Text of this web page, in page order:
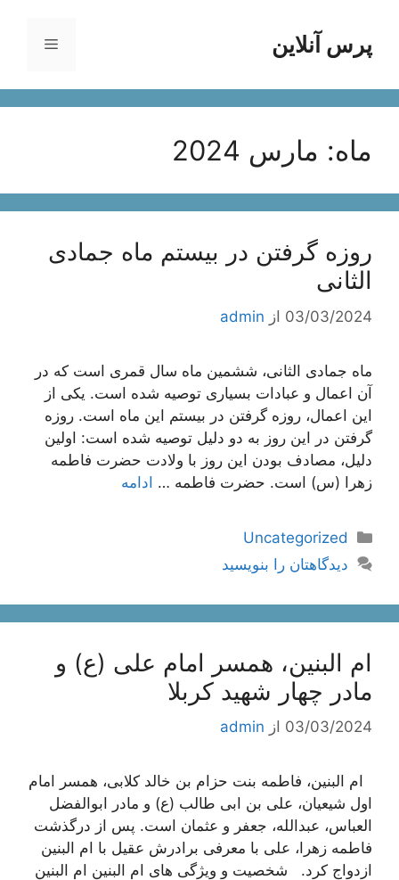
محتواپرس آنلاین فهرست
ماه: مارس 2024
روزه گرفتن در بیستم ماه جمادی
الثانی
03/03/2024 از admin
ماه جمادی الثانی، ششمین ماه سال قمری است که در
آن اعمال و عبادات بسیاری توصیه شده است. یکی از
این اعمال، روزه گرفتن در بیستم این ماه است. روزه
گرفتن در این روز به دو دلیل توصیه شده است: اولین
دلیل، مصادف بودن این روز با ولادت حضرت فاطمه
زهرا (س) است. حضرت فاطمه … ادامه
دسته‌ها
Uncategorized
دیدگاهتان را بنویسید
ام البنین، همسر امام علی (ع) و
مادر چهار شهید کربلا
03/03/2024 از admin
ام البنین، فاطمه بنت حزام بن خالد کلابی، همسر امام
اول شیعیان، علی بن ابی طالب (ع) و مادر ابوالفضل
العباس، عبدالله، جعفر و عثمان است. پس از درگذشت
فاطمه زهرا، علی با معرفی برادرش عقیل با ام البنین
ازدواج کرد. شخصیت و ویژگی های ام البنین ام البنین